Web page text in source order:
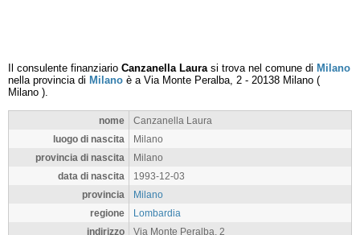
Il consulente finanziario Canzanella Laurasi trova nel comune di Milano
nella provincia di Milano è a Via Monte Peralba, 2 - 20138 Milano (
Milano ).
nome
Canzanella Laura
luogo di nascita
Milano
provincia di nascita
Milano
data di nascita
1993-12-03
provincia
Milano
regione
Lombardia
indirizzo
Via Monte Peralba, 2